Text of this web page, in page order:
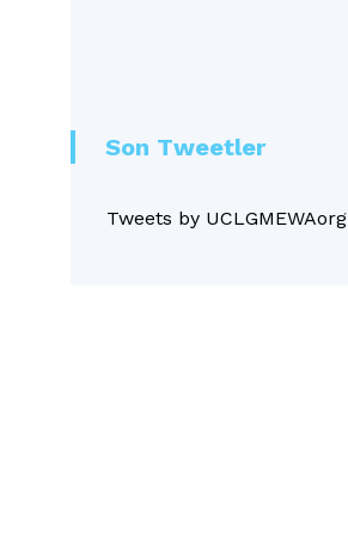
Son Tweetler
Tweets by UCLGMEWAorg